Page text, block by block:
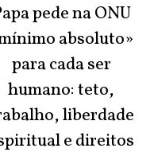
pede na ONU
absoluto»
para cada ser
humano: teto,
liberdade
e direitos